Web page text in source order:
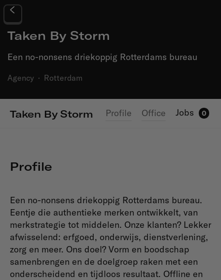
Taken By Storm
Een no-nonsens driekoppig Rotterdams bureau
Agency · Rotterdam
Taken By Storm Profile Office Jobs 0
Profile
Een no-nonsens driekoppig Rotterdams bureau.
Eentje die authentieke merken ontwikkelt, van
merkstrategie tot middelen. Onze klanten? Lekker
afwisselend: erfgoed, onderwijs, dienstverlening,
zorg en meer. Ons doel? Vorm en boodschap
samenbrengen en de doelgroep raken met een
onderscheidend en tijdloos resultaat. Offline en